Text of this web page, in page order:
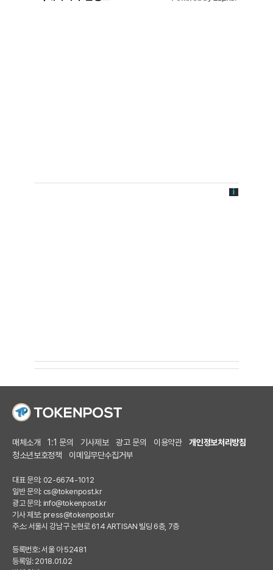
매체소개 1:1 문의 기사제보 광고 문의 이용약관
개인정보처리방침
청소년보호정책
이메일무단수집거부
대표 문의: 02-6674-1012
일반 문의: cs@tokenpost.kr
광고 문의: info@tokenpost.kr
기사 제보: press@tokenpost.kr
주소: 서울시 강남구 논현로 614 ARTISAN 빌딩 6층, 7층
등록번호: 서울 아 52481
등록일: 2018.01.02